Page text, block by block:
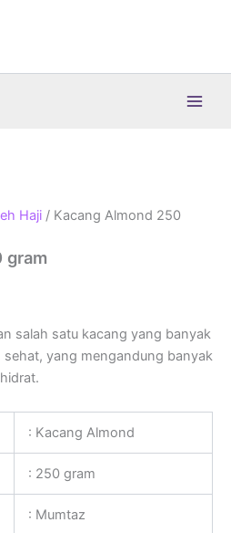
Haji / Kacang Almond 250
gram
salah satu kacang yang banyak
sehat, yang mengandung banyak
: Kacang Almond
: 250 gram
: Mumtaz